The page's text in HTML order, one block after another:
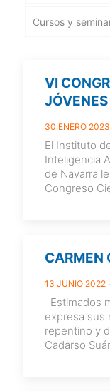
Cursos y
VI
30 ENERO 2023
El Instituto
Inteligencia
de Navarra
Congreso
CARMEN
13 JUNIO 2022
Estimados
expresa sus
repentino y
Cadarso